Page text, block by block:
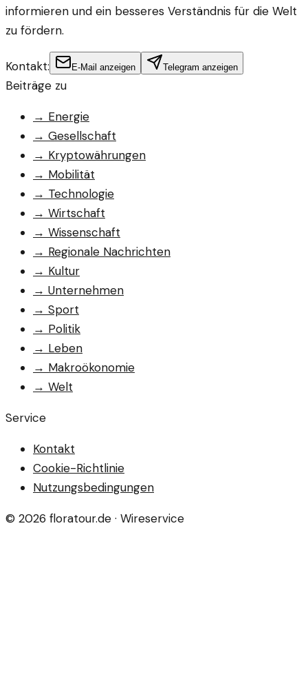
informieren und ein besseres Verständnis für die Welt
zu fördern.
Kontakt: E-Mail anzeigen Telegram anzeigen
Beiträge zu
→ Energie
→ Gesellschaft
→ Kryptowährungen
→ Mobilität
→ Technologie
→ Wirtschaft
→ Wissenschaft
→ Regionale Nachrichten
→ Kultur
→ Unternehmen
→ Sport
→ Politik
→ Leben
→ Makroökonomie
→ Welt
Service
Kontakt
Cookie-Richtlinie
Nutzungsbedingungen
© 2026 floratour.de · Wireservice